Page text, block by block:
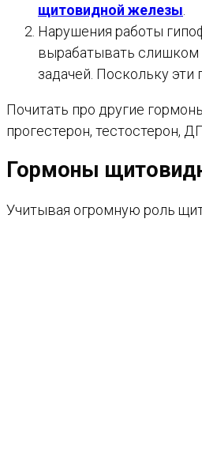
щитовидной железы
Нарушения работы
вырабатывать слишком
задачей. Поскольку
Почитать про другие
прогестерон, тестостерон,
Гормоны
Учитывая огромную роль